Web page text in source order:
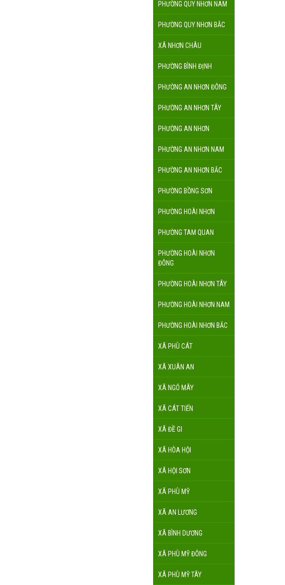
PHƯỜNG QUY NHƠN NAM
PHƯỜNG QUY NHƠN BẮC
XÃ NHƠN CHÂU
PHƯỜNG BÌNH ĐỊNH
PHƯỜNG AN NHƠN ĐÔNG
PHƯỜNG AN NHƠN TÂY
PHƯỜNG AN NHƠN
PHƯỜNG AN NHƠN NAM
PHƯỜNG AN NHƠN BẮC
PHƯỜNG BỒNG SƠN
PHƯỜNG HOÀI NHƠN
PHƯỜNG TAM QUAN
PHƯỜNG HOÀI NHƠN
ĐÔNG
PHƯỜNG HOÀI NHƠN TÂY
PHƯỜNG HOÀI NHƠN NAM
PHƯỜNG HOÀI NHƠN BẮC
XÃ PHÙ CÁT
XÃ XUÂN AN
XÃ NGÔ MÂY
XÃ CÁT TIẾN
XÃ ĐỀ GI
XÃ HÒA HỘI
XÃ HỘI SƠN
XÃ PHÙ MỸ
XÃ AN LƯƠNG
XÃ BÌNH DƯƠNG
XÃ PHÙ MỸ ĐÔNG
XÃ PHÙ MỸ TÂY